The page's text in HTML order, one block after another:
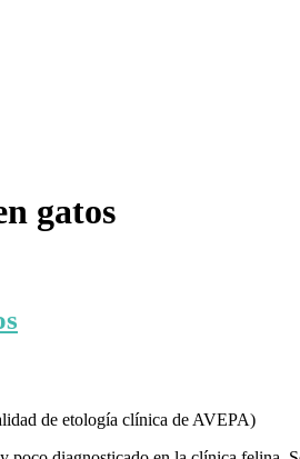
gatos
de etología clínica de AVEPA)